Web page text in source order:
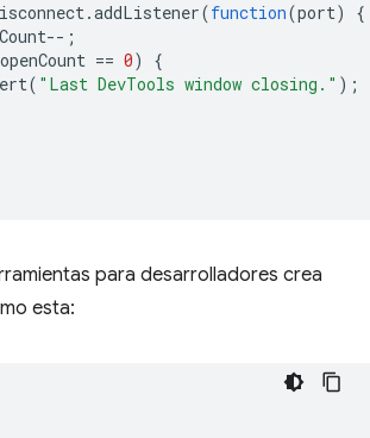
.addListener(function(port)
{
-- ;
openCount == 0)
{
( "Last DevTools window closing." );
para desarrolladores crea
esta: